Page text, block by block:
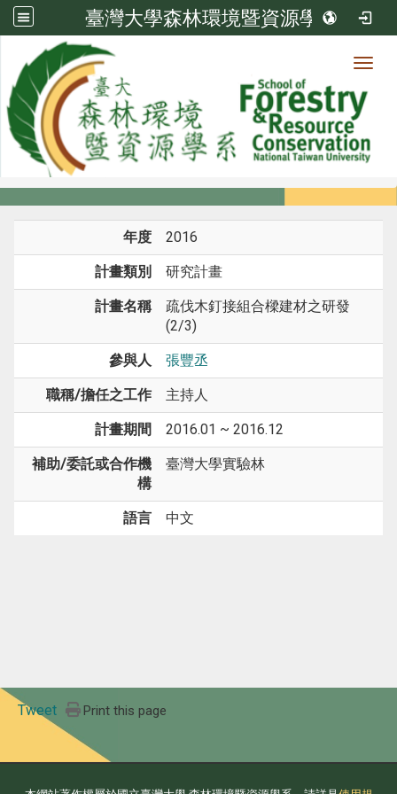
臺灣大學森林環境暨資源學系
系所成員
系所成員
年度 2016
計畫類別 研究計畫
計畫名稱
疏伐木釘接組合樑建材之研發
(2/3)
參與人 張豐丞
職稱/擔任之工作 主持人
計畫期間 2016.01 ~ 2016.12
補助/委託或合作機
構
臺灣大學實驗林
語言 中文
Tweet Print this page